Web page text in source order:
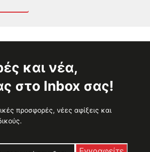
και νέα,
στο Inbox σας!
προσφορές, νέες αφίξεις και